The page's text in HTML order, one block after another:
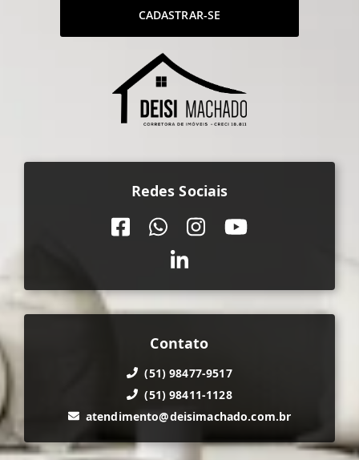
CADASTRAR-SE
Redes Sociais
Contato
(51) 98477-9517
(51) 98411-1128
atendimento@deisimachado.com.br